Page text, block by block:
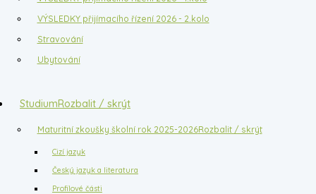
VÝSLEDKY přijímacího řízení 2026 - 2.kolo
Stravování
Ubytování
StudiumRozbalit / skrýt
Maturitní zkoušky školní rok 2025-2026Rozbalit / skrýt
Cizí jazyk
Český jazyk a literatura
Profilové části